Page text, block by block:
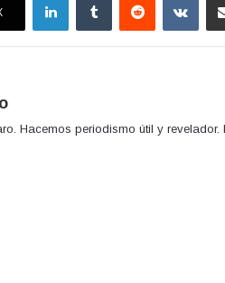
Hacemos periodismo útil y revelador.